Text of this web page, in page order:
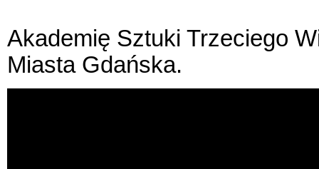
Akademię Sztuki Trzeciego
Miasta Gdańska.